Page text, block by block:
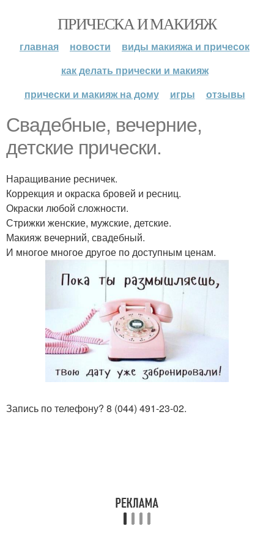
ПРИЧЕСКА И МАКИЯЖ
главная новости
виды макияжа и причесок
как делать прически и макияж
прически и макияж на дому
игры отзывы
Свадебные, вечерние,
детские прически.
Наращивание ресничек.
Коррекция и окраска бровей и ресниц.
Окраски любой сложности.
Стрижки женские, мужские, детские.
Макияж вечерний, свадебный.
И многое многое другое по доступным ценам.
Запись по телефону? 8 (044) 491-23-02.